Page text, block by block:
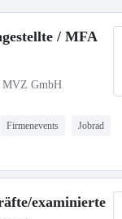
/ MFA
MVZ GmbH
Firmenevents Jobrad
examinierte